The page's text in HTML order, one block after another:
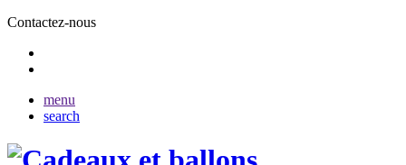
Contactez-nous
menu
search